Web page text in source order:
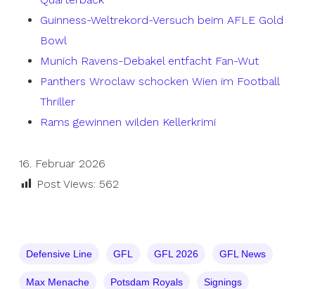
Guinness-Weltrekord-Versuch beim AFLE Gold
Bowl
Munich Ravens-Debakel entfacht Fan-Wut
Panthers Wroclaw schocken Wien im Football
Thriller
Rams gewinnen wilden Kellerkrimi
16. Februar 2026
Post Views: 562
Defensive Line GFL GFL 2026 GFL News
Max Menache Potsdam Royals Signings